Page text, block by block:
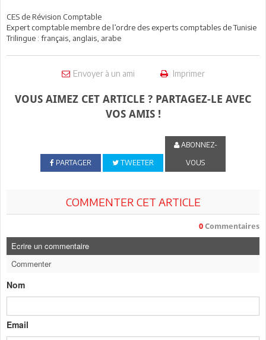
CES de Révision Comptable
Expert comptable membre de l’ordre des experts comptables de Tunisie
Trilingue : français, anglais, arabe
Envoyer à un ami Imprimer
VOUS AIMEZ CET ARTICLE ? PARTAGEZ-LE AVEC
VOS AMIS !
PARTAGER TWEETER
ABONNEZ-
VOUS
COMMENTER CET ARTICLE
0 Commentaires
Ecrire un commentaire
Commenter
Nom
Email